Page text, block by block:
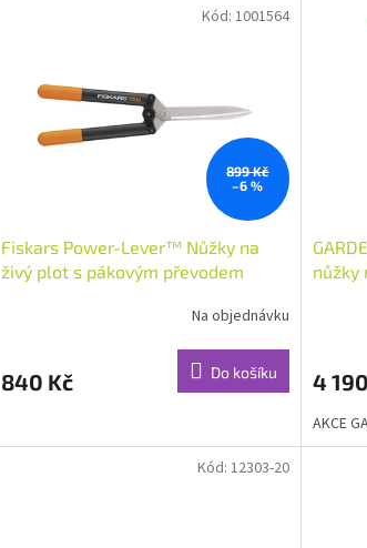
899 Kč
–6 %
Fiskars Power-Lever™ Nůžky na
živý plot s pákovým převodem
Na objednávku
840 Kč Do košíku
Kód: 1001564
nůžky
4
AKCE
Kód: 12303-20